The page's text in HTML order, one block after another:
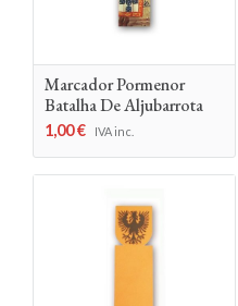
Marcador Pormenor
Batalha De Aljubarrota
1,00€ IVA inc.